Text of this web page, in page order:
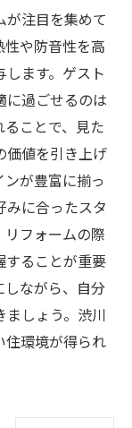
注目を集めて
や防音性を高
ます。ゲスト
に過ごせるのは
ことで、見た
価値を引き上げ
が豊富に揃っ
みに合ったスタ
フォームの際
することが重要
しながら、自分
ましょう。渋川
住環境が得られ